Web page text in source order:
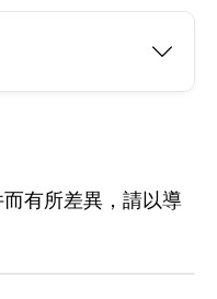
有所差異，請以導